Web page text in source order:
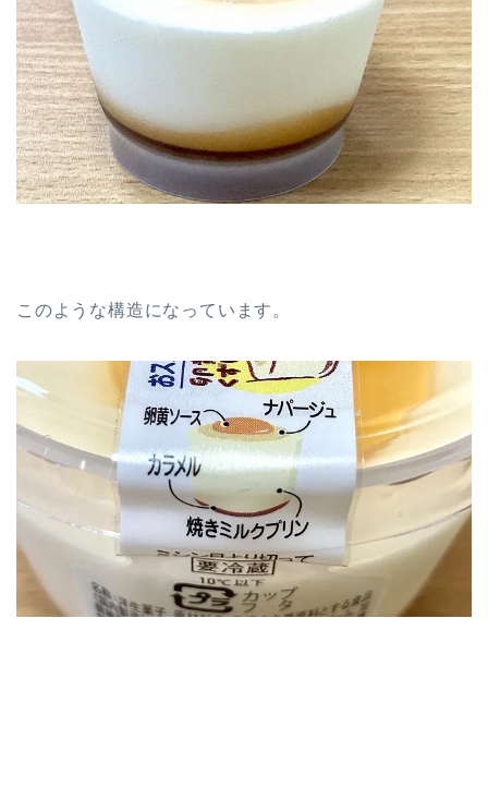
このような構造になっています。